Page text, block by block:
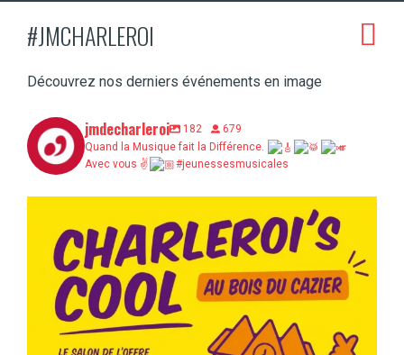
#JMCHARLEROI
Découvrez nos derniers événements en image
jmdecharleroi 182
679
Quand la Musique fait la Différence.
Avec vous ✌
#jeunessesmusicales
Charleroi’s Cool, c’est demain au Bois du...
5 0